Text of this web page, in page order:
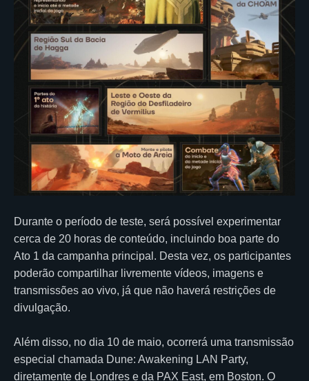
Durante o período de teste, será possível experimentar
cerca de 20 horas de conteúdo, incluindo boa parte do
Ato 1 da campanha principal. Desta vez, os participantes
poderão compartilhar livremente vídeos, imagens e
transmissões ao vivo, já que não haverá restrições de
divulgação.
Além disso, no dia 10 de maio, ocorrerá uma transmissão
especial chamada Dune: Awakening LAN Party,
diretamente de Londres e da PAX East, em Boston. O